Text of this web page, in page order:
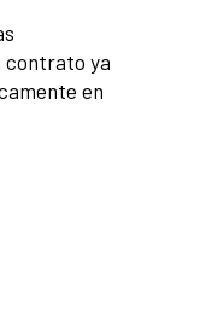
contrato ya
en